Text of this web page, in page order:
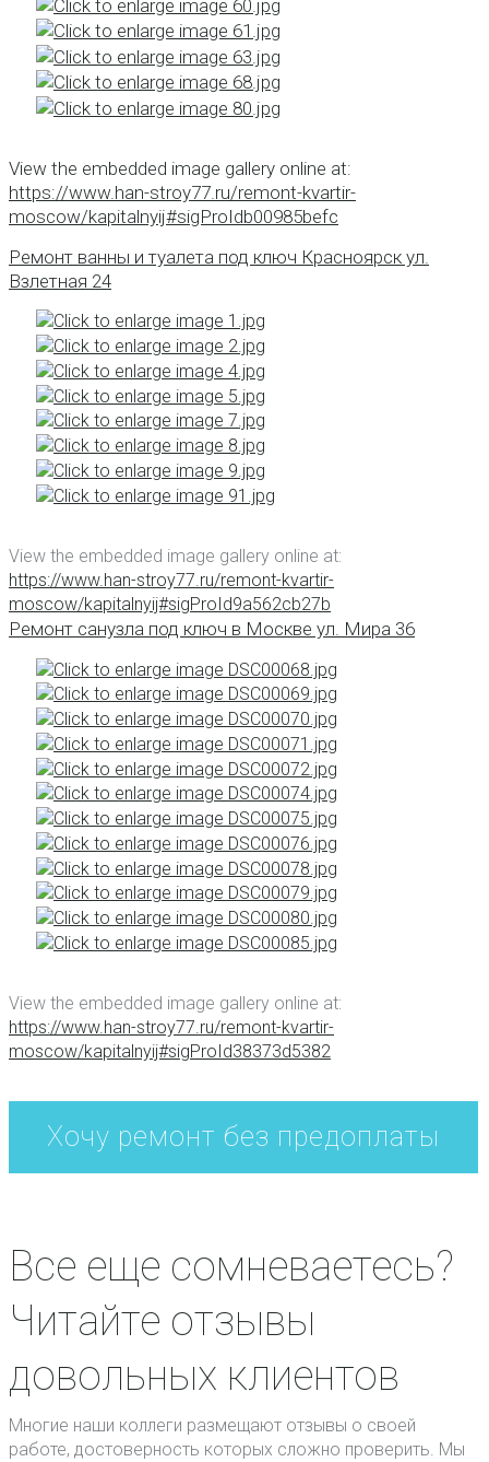
View the embedded image gallery online at:
https://www.han-stroy77.ru/remont-kvartir-
moscow/kapitalnyij#sigProIdb00985befc
Ремонт ванны и туалета под ключ Красноярск ул.
Взлетная 24
View the embedded image gallery online at:
https://www.han-stroy77.ru/remont-kvartir-
moscow/kapitalnyij#sigProId9a562cb27b
Ремонт санузла под ключ в Москве ул. Мира 36
View the embedded image gallery online at:
https://www.han-stroy77.ru/remont-kvartir-
moscow/kapitalnyij#sigProId38373d5382
Все еще сомневаетесь?
Читайте отзывы
довольных клиентов
Многие наши коллеги размещают отзывы о своей
работе, достоверность которых сложно проверить. Мы